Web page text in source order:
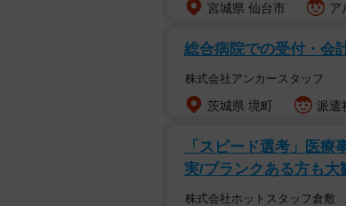
宮城県 仙台市 ア
総合病院での受付・会
株式会社アンカースタッフ
茨城県 境町 派遣
「スピード選考」医
実/ブランクある方も大
株式会社ホットスタッフ倉敷